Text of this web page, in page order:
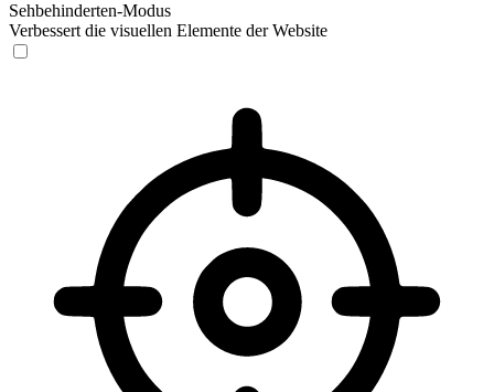
Sehbehinderten-Modus
Verbessert die visuellen Elemente der Website